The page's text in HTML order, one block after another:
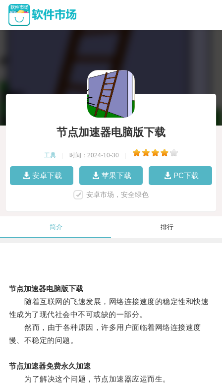
节点加速器电脑版下载
工具 时间：2024-10-30
安卓下载 苹果下载 PC下载
安卓市场，安全绿色
简介 排行
节点加速器电脑版下载
随着互联网的飞速发展，网络连接速度的稳定性和快速
性成为了现代社会中不可或缺的一部分。
然而，由于各种原因，许多用户面临着网络连接速度
慢、不稳定的问题。
节点加速器免费永久加速
为了解决这个问题，节点加速器应运而生。